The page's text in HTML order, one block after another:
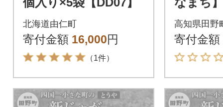
北海道由仁町
寄付金額 16,000円
（1件）
れた 令
ガイモ
高知県田野
寄付金額